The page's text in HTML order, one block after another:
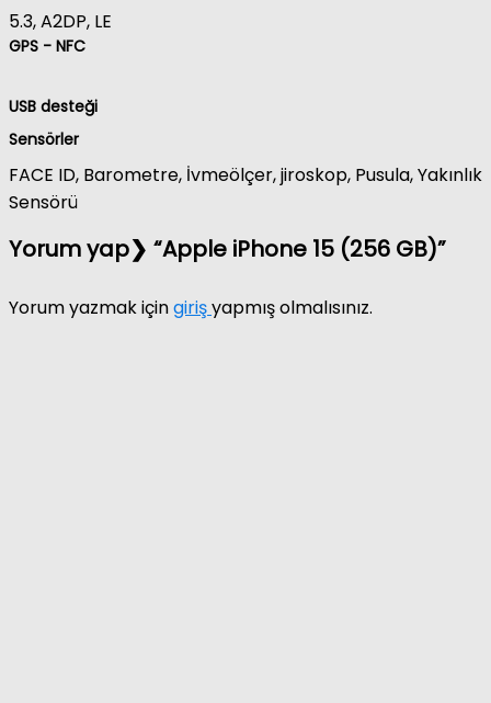
5.3, A2DP, LE
GPS - NFC
USB desteği
Sensörler
FACE ID, Barometre, İvmeölçer, jiroskop, Pusula, Yakınlık
Sensörü
Yorum yap❯ “Apple iPhone 15 (256 GB)”
Yorum yazmak içingirişyapmış olmalısınız.